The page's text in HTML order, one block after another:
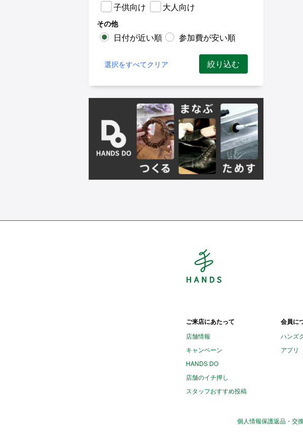
子供向け 大人向け
その他
日付が近い順 参加費が安い順
選択をすべてクリア 絞り込む
ご来店にあたって
店舗情報
キャンペーン
HANDS DO
店舗のイチ押し
スタッフおすすめ投稿
会員に
ハンズ
アプリ
個人情報保護返品・交